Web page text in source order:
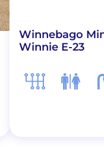
Winnebago
Winnie E-23